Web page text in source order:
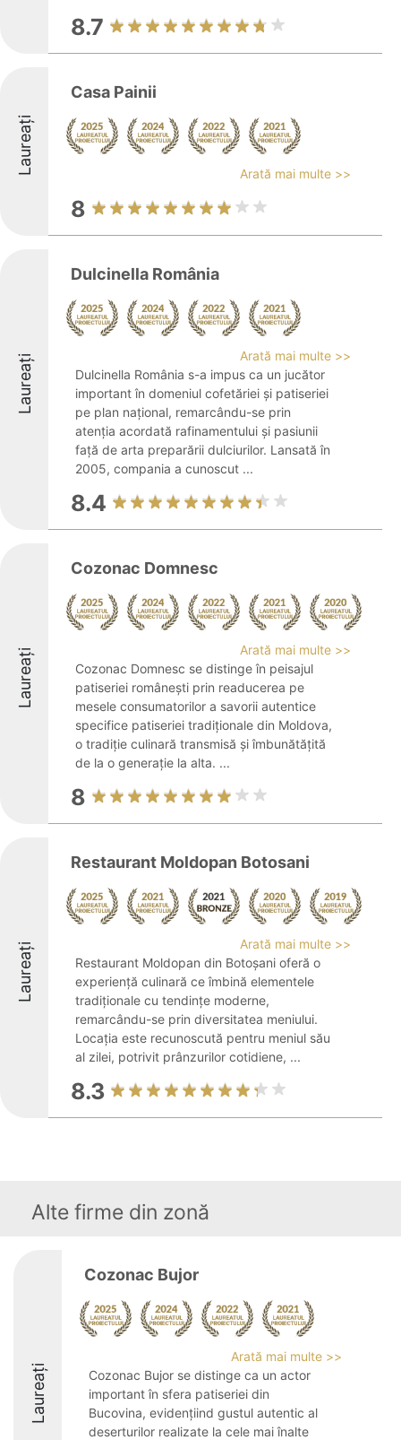
8.7
Laureați
Casa Painii
Arată mai multe >>
8
Laureați
Dulcinella România
Arată mai multe >>
Dulcinella România s-a impus ca un jucător
important în domeniul cofetăriei și patiseriei
pe plan național, remarcându-se prin
atenția acordată rafinamentului și pasiunii
față de arta preparării dulciurilor. Lansată în
2005, compania a cunoscut ...
8.4
Laureați
Cozonac Domnesc
Arată mai multe >>
Cozonac Domnesc se distinge în peisajul
patiseriei românești prin readucerea pe
mesele consumatorilor a savorii autentice
specifice patiseriei tradiționale din Moldova,
o tradiție culinară transmisă și îmbunătățită
de la o generație la alta. ...
8
Laureați
Restaurant Moldopan Botosani
Arată mai multe >>
Restaurant Moldopan din Botoșani oferă o
experiență culinară ce îmbină elementele
tradiționale cu tendințe moderne,
remarcându-se prin diversitatea meniului.
Locația este recunoscută pentru meniul său
al zilei, potrivit prânzurilor cotidiene, ...
8.3
Alte firme din zonă
Laureați
Cozonac Bujor
Arată mai multe >>
Cozonac Bujor se distinge ca un actor
important în sfera patiseriei din
Bucovina, evidențiind gustul autentic al
deserturilor realizate la cele mai înalte